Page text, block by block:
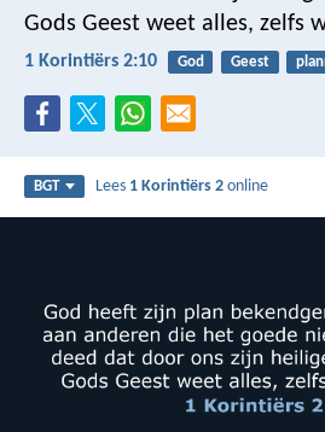
Gods Geest weet alles, zelfs
1 Korintiërs 2:10 God Geest
BGT Lees 1 Korintiërs 2 online